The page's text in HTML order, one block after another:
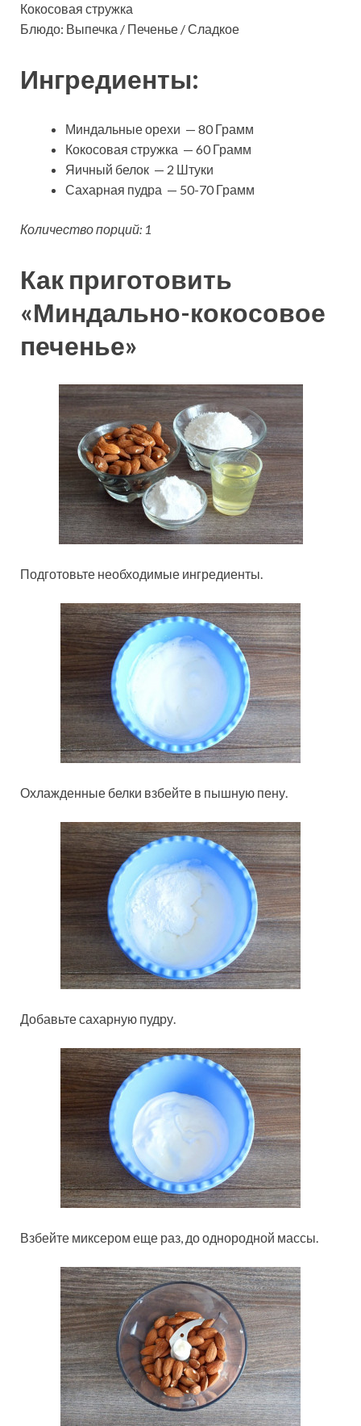
Кокосовая стружка
Блюдо: Выпечка / Печенье / Сладкое
Ингредиенты:
Миндальные орехи — 80 Грамм
Кокосовая стружка — 60 Грамм
Яичный белок — 2 Штуки
Сахарная пудра — 50-70 Грамм
Количество порций: 1
Как приготовить
«Миндально-кокосовое
печенье»
Подготовьте необходимые ингредиенты.
Охлажденные белки взбейте в пышную пену.
Добавьте сахарную пудру.
Взбейте миксером еще раз, до однородной массы.